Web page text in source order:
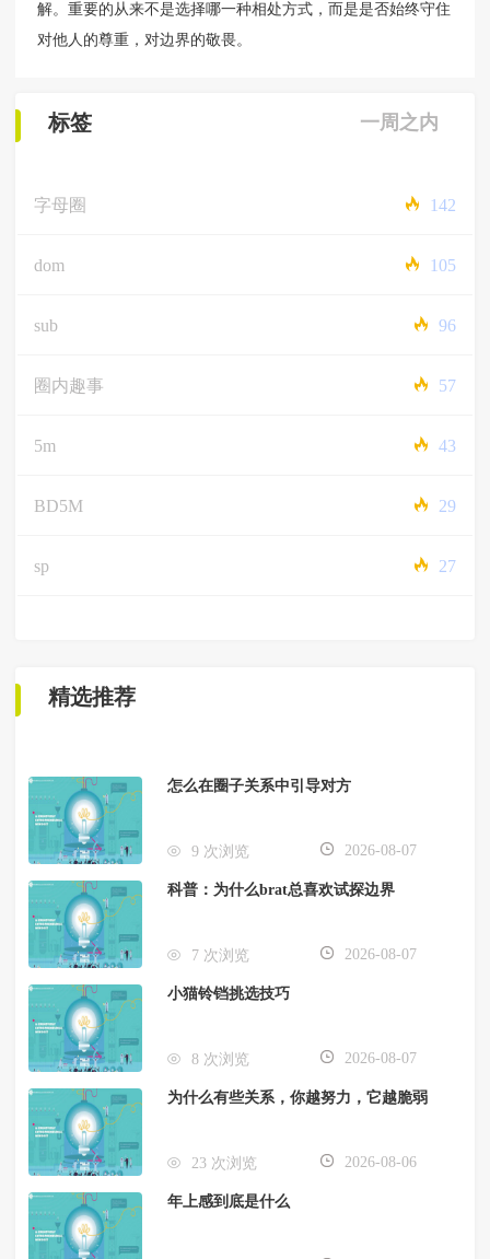
解。重要的从来不是选择哪一种相处方式，而是是否始终守住
对他人的尊重，对边界的敬畏。
标签 一周之内
字母圈 142
dom 105
sub 96
圈内趣事 57
5m 43
BD5M 29
sp 27
精选推荐
怎么在圈子关系中引导对方
9 次浏览 2026-08-07
科普：为什么brat总喜欢试探边界
7 次浏览 2026-08-07
小猫铃铛挑选技巧
8 次浏览 2026-08-07
为什么有些关系，你越努力，它越脆弱
23 次浏览 2026-08-06
年上感到底是什么